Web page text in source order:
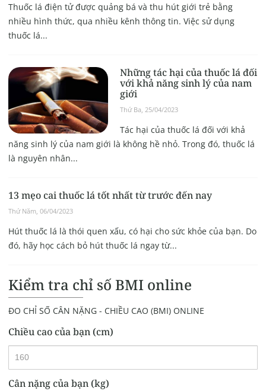
Thuốc lá điện tử được quảng bá và thu hút giới trẻ bằng
nhiều hình thức, qua nhiều kênh thông tin. Việc sử dụng
thuốc lá...
Những tác hại của thuốc lá đối
với khả năng sinh lý của nam
giới
Thứ Ba, 25/04/2023
Tác hại của thuốc lá đối với khả
năng sinh lý của nam giới là không hề nhỏ. Trong đó, thuốc lá
là nguyên nhân...
13 mẹo cai thuốc lá tốt nhất từ ​​trước đến nay
Thứ Năm, 06/04/2023
Hút thuốc lá là thói quen xấu, có hại cho sức khỏe của bạn. Do
đó, hãy học cách bỏ hút thuốc lá ngay từ...
Kiểm tra chỉ số BMI online
ĐO CHỈ SỐ CÂN NẶNG - CHIỀU CAO (BMI) ONLINE
Chiều cao của bạn (cm)
Cân nặng của bạn (kg)